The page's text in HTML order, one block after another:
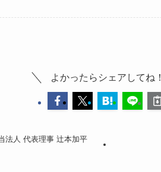
よかったらシェアしてね！
法人 代表理事 辻本加平